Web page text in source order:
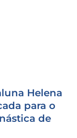
Helena
para o
de